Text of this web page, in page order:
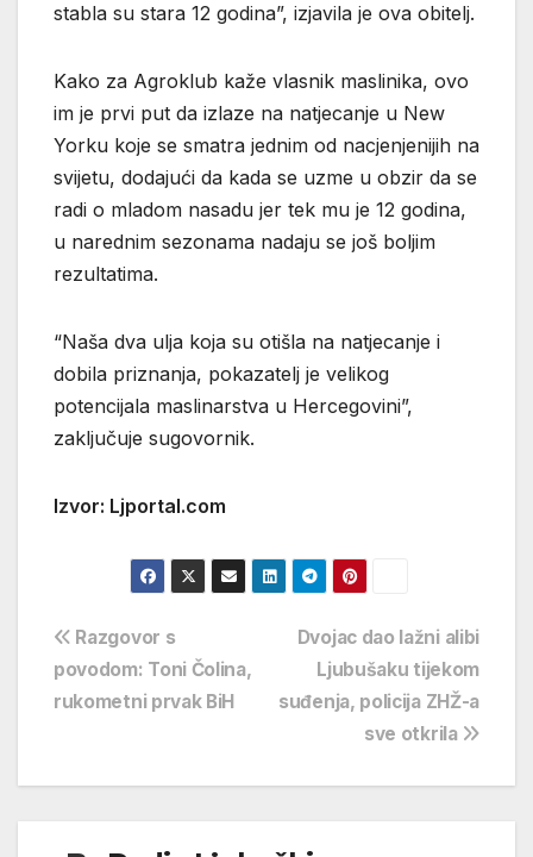
stabla su stara 12 godina”, izjavila je ova obitelj.
Kako za Agroklub kaže vlasnik maslinika, ovo
im je prvi put da izlaze na natjecanje u New
Yorku koje se smatra jednim od nacjenjenijih na
svijetu, dodajući da kada se uzme u obzir da se
radi o mladom nasadu jer tek mu je 12 godina,
u narednim sezonama nadaju se još boljim
rezultatima.
“Naša dva ulja koja su otišla na natjecanje i
dobila priznanja, pokazatelj je velikog
potencijala maslinarstva u Hercegovini”,
zaključuje sugovornik.
Izvor: Ljportal.com
Navigacija
objava
Dvojac dao lažni alibi
Ljubušaku tijekom
suđenja, policija ZHŽ-a
sve otkrila
Razgovor s
povodom: Toni Čolina,
rukometni prvak BiH